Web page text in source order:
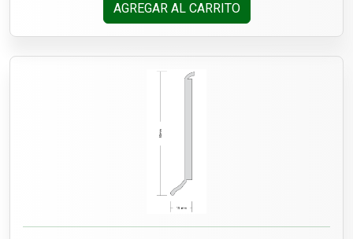
AGREGAR AL CARRITO